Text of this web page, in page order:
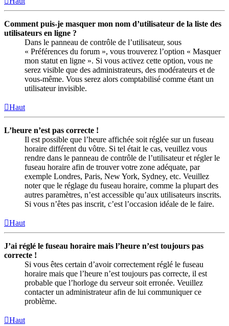
Comment puis-je masquer mon nom d’utilisateur de la liste des
utilisateurs en ligne ?
Dans le panneau de contrôle de l’utilisateur, sous
« Préférences du forum », vous trouverez l’option « Masquer
mon statut en ligne ». Si vous activez cette option, vous ne
serez visible que des administrateurs, des modérateurs et de
vous-même. Vous serez alors comptabilisé comme étant un
utilisateur invisible.
Haut
L’heure n’est pas correcte !
Il est possible que l’heure affichée soit réglée sur un fuseau
horaire différent du vôtre. Si tel était le cas, veuillez vous
rendre dans le panneau de contrôle de l’utilisateur et régler le
fuseau horaire afin de trouver votre zone adéquate, par
exemple Londres, Paris, New York, Sydney, etc. Veuillez
noter que le réglage du fuseau horaire, comme la plupart des
autres paramètres, n’est accessible qu’aux utilisateurs inscrits.
Si vous n’êtes pas inscrit, c’est l’occasion idéale de le faire.
Haut
J’ai réglé le fuseau horaire mais l’heure n’est toujours pas
correcte !
Si vous êtes certain d’avoir correctement réglé le fuseau
horaire mais que l’heure n’est toujours pas correcte, il est
probable que l’horloge du serveur soit erronée. Veuillez
contacter un administrateur afin de lui communiquer ce
problème.
Haut